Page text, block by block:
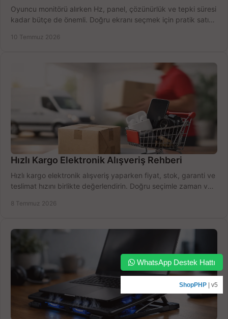
Oyuncu monitörü alırken Hz, panel, çözünürlük ve tepki süresi
kadar bütçe de önemli. Doğru ekranı seçmek için pratik satın
10 Temmuz 2026
Hızlı Kargo Elektronik Alışveriş Rehberi
Hızlı kargo elektronik alışveriş yaparken fiyat, stok, garanti ve
teslimat hızını birlikte değerlendirin. Doğru seçimle zaman ve
8 Temmuz 2026
WhatsApp Destek Hattı
ShopPHP | v5